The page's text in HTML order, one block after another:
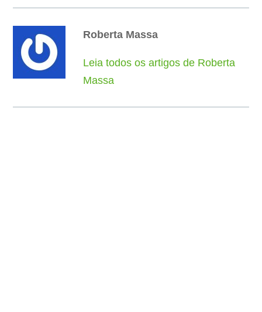
Roberta Massa
Leia todos os artigos de Roberta
Massa